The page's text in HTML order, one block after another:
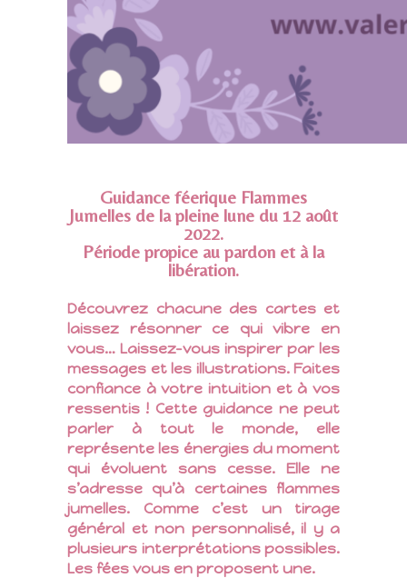
Guidance féerique Flammes
Jumelles de la pleine lune du 12 août
2022.
Période propice au pardon et à la
libération.
Découvrez chacune des cartes et
laissez résonner ce qui vibre en
vous… Laissez-vous inspirer par les
messages et les illustrations. Faites
confiance à votre intuition et à vos
ressentis ! Cette guidance ne peut
parler à tout le monde, elle
représente les énergies du moment
qui évoluent sans cesse. Elle ne
s’adresse qu’à certaines flammes
jumelles. Comme c’est un tirage
général et non personnalisé, il y a
plusieurs interprétations possibles.
Les fées vous en proposent une.